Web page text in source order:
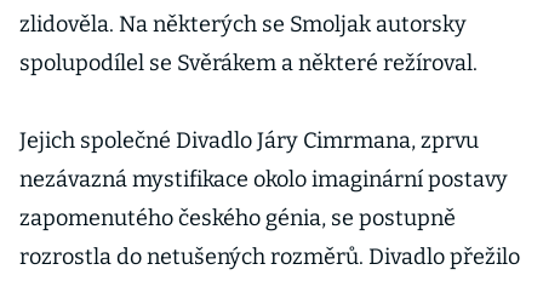
zlidověla. Na některých se Smoljak autorsky
spolupodílel se Svěrákem a některé režíroval.
Jejich společné Divadlo Járy Cimrmana, zprvu
nezávazná mystifikace okolo imaginární postavy
zapomenutého českého génia, se postupně
rozrostla do netušených rozměrů. Divadlo přežilo